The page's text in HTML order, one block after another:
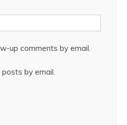
up comments by email.
by email.